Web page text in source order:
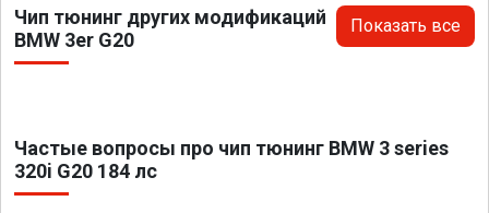
Чип тюнинг других модификаций
BMW 3er G20
Показать все
Частые вопросы про чип тюнинг BMW 3 series
320i G20 184 лс